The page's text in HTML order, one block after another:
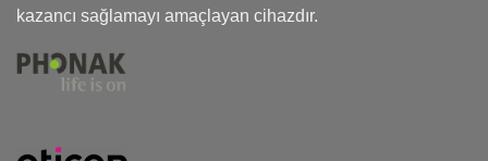
kazancı sağlamayı amaçlayan cihazdır.